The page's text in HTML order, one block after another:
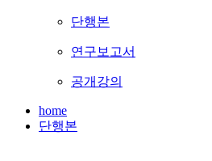
단행본
연구보고서
공개강의
home
단행본